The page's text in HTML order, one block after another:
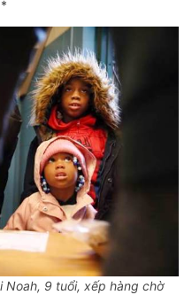
Noah, 9 tuổi, xếp hàng chờ